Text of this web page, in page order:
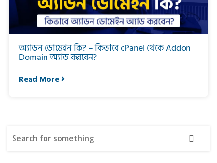
অ্যাডন ডোমেইন কি? – কিভাবে cPanel থেকে Addon
Domain অ্যাড করবেন?
Read More